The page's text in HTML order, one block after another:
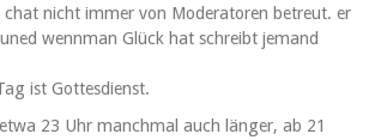
chat nicht immer von Moderatoren betreut. er
wennman Glück hat schreibt jemand
ist Gottesdienst.
23 Uhr manchmal auch länger, ab 21